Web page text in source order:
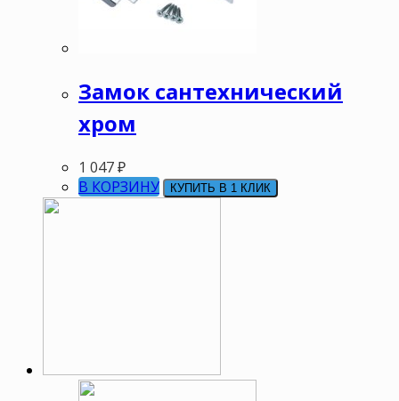
Замок сантехнический
хром
1 047₽
В КОРЗИНУ
КУПИТЬ В 1 КЛИК